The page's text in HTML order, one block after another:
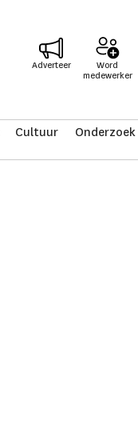
Adverteer
Word
medewerker
Cultuur Onderzoek